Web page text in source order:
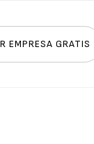
EMPRESA GRATIS